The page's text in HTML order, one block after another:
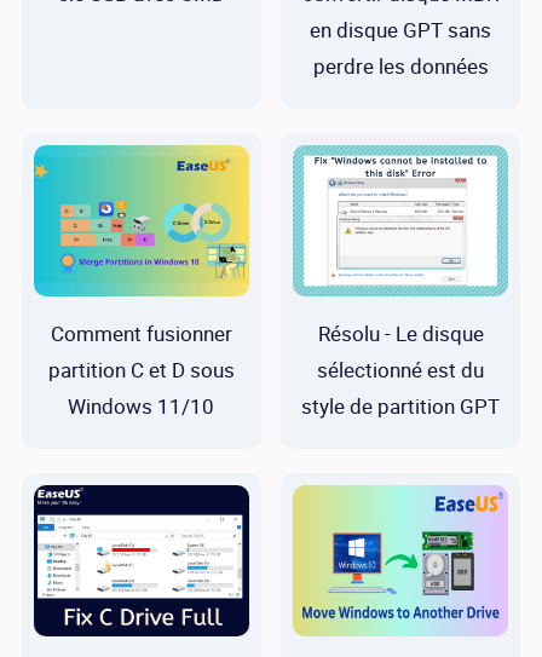
en disque GPT sans
perdre les données
Comment fusionner
partition C et D sous
Windows 11/10
Résolu - Le disque
sélectionné est du
style de partition GPT